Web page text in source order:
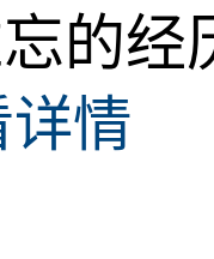
的经
详情